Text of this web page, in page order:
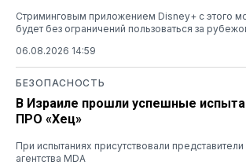
Стриминговым приложением Disney+ с этого
будет без ограничений пользоваться за
06.08.2026 14:59
БЕЗОПАСНОСТЬ
В Израиле прошли успешные
ПРО «Хец»
При испытаниях присутствовали
агентства MDA